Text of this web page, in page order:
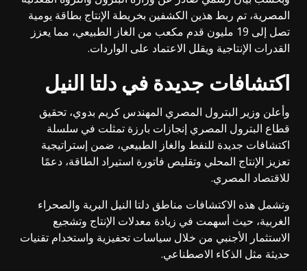
المصرية، تم ربط هذين الكشفين بخريطة الإنتاج بطاقة يومية
تصل إلى 19 مليون قدم مكعب من الغاز الطبيعي، مما يعزز
القدرات الإنتاجية ويقلل الاعتماد على الواردات.
اكتشافات جديدة في دلتا النيل
وأعلن وزير البترول المصري المهندس كريم بدوي، تحقيق
قطاع البترول المصري إنجازات بارزة تمثلت في سلسلة
اكتشافات جديدة للنفط والغاز الطبيعي، ضمن إستراتيجية
تعزيز الإنتاج المحلي وتقليص فاتورة استيراد الطاقة، دعمًا
للاقتصاد المصري.
وتشمل هذه الاكتشافات مناطق دلتا النيل البرية والصحراء
الغربية، حيث أسهمت في زيادة معدلات الإنتاج وتشجيع
الاستثمار الأجنبي من خلال سياسات تحفيزية واستخدام تقنيات
حديثة مثل الذكاء الاصطناعي.